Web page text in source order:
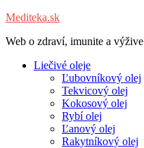
Mediteka.sk
Web o zdraví, imunite a výžive
Liečivé oleje
Ľubovníkový olej
Tekvicový olej
Kokosový olej
Rybí olej
Ľanový olej
Rakytníkový olej